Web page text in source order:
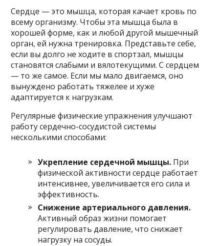
Сердце — это мышца, которая качает кровь по
всему организму. Чтобы эта мышца была в
хорошей форме, как и любой другой мышечный
орган, ей нужна тренировка. Представьте себе,
если вы долго не ходите в спортзал, мышцы
становятся слабыми и вялотекущими. С сердцем
— то же самое. Если мы мало двигаемся, оно
вынуждено работать тяжелее и хуже
адаптируется к нагрузкам.
Регулярные физические упражнения улучшают
работу сердечно-сосудистой системы
несколькими способами:
Укрепление сердечной мышцы. При
физической активности сердце работает
интенсивнее, увеличивается его сила и
эффективность.
Снижение артериального давления.
Активный образ жизни помогает
регулировать давление, что снижает
нагрузку на сосуды.